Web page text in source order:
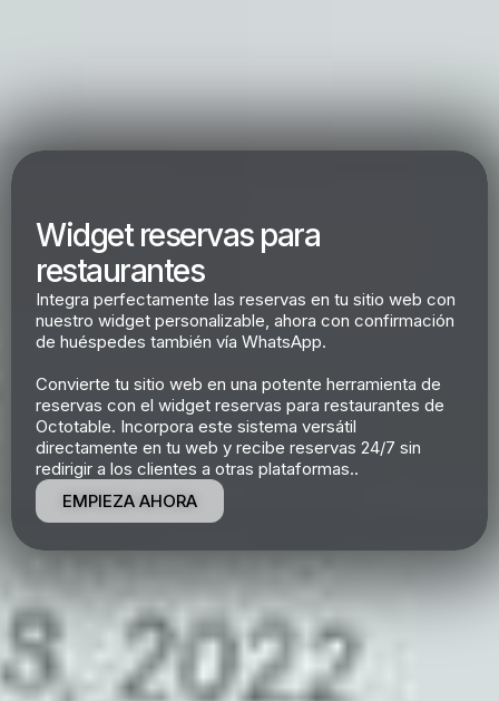
Widget reservas para
restaurantes
Integra perfectamente las reservas en tu sitio web con
nuestro widget personalizable, ahora con confirmación
de huéspedes también vía WhatsApp.
Convierte tu sitio web en una potente herramienta de
reservas con el widget reservas para restaurantes de
Octotable. Incorpora este sistema versátil
directamente en tu web y recibe reservas 24/7 sin
redirigir a los clientes a otras plataformas..
EMPIEZA AHORA